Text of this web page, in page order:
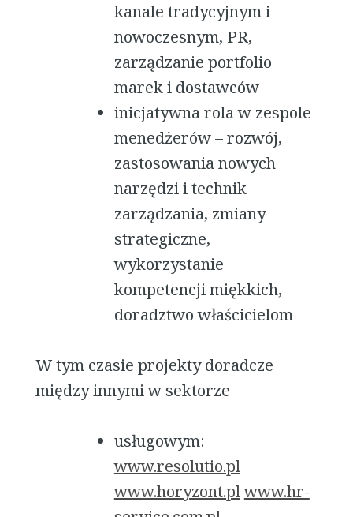
kanale tradycyjnym i
nowoczesnym, PR,
zarządzanie portfolio
marek i dostawców
inicjatywna rola w zespole
menedżerów – rozwój,
zastosowania nowych
narzędzi i technik
zarządzania, zmiany
strategiczne,
wykorzystanie
kompetencji miękkich,
doradztwo właścicielom
W tym czasie projekty doradcze
między innymi w sektorze
usługowym:
www.resolutio.pl
www.horyzont.plwww.hr-